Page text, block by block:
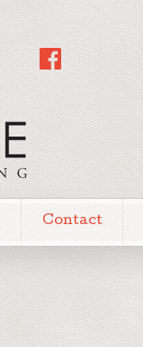
Contact